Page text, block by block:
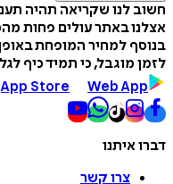
חשוב לנו שקריאה תהיה
אצלנו באתר עולים פחות
בנוסף למחיר המופחת
לזמן מוגבל, כי תמיד כיף
App Store Web App
דברו איתנו
צרו קשר